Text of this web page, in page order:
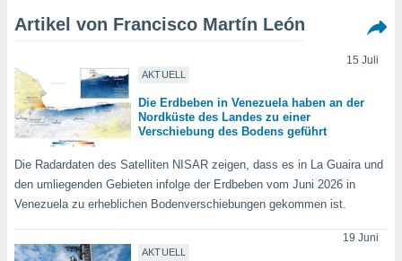
davon, ob
oder
Partner
es uns
verfolgen
Artikel von Francisco Martín León
AKTUELL
15 Juli
Die Erdbeben in Venezuela haben an der
Nordküste des Landes zu einer
Verschiebung des Bodens geführt
Die Radardaten des Satelliten NISAR zeigen, dass es in La Guaira und
den umliegenden Gebieten infolge der Erdbeben vom Juni 2026 in
Venezuela zu erheblichen Bodenverschiebungen gekommen ist.
AKTUELL
19 Juni